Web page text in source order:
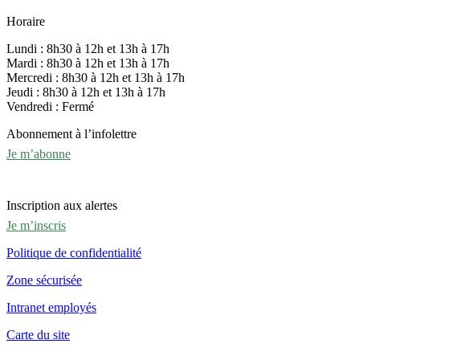
Horaire
Lundi : 8h30 à 12h et 13h à 17h
Mardi : 8h30 à 12h et 13h à 17h
Mercredi : 8h30 à 12h et 13h à 17h
Jeudi : 8h30 à 12h et 13h à 17h
Vendredi : Fermé
Abonnement à l’infolettre
Je m’abonne
Inscription aux alertes
Je m’inscris
Politique de confidentialité
Zone sécurisée
Intranet employés
Carte du site